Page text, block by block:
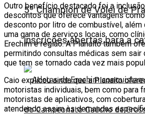
5º Champion de Vôlei de
inscrições abertas para a
Outro benefício destacado foi a
descontos que oferece vantagens
desconto por litro de combustível,
uma gama de serviços locais, como
Erechim e região. A Planalto também
permitindo consultas médicas sem sair
que tem se tornado cada vez mais
Caio explicou ainda que a Planalto
motoristas individuais, bem como para
motoristas de aplicativos, com
atendendo assim às demandas